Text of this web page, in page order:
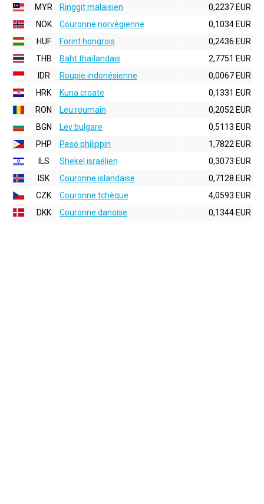
MYR
Ringgit malaisien
0,2237 EUR
NOK
Couronne norvégienne
0,1034 EUR
HUF
Forint hongrois
0,2436 EUR
THB
Baht thaïlandais
2,7751 EUR
IDR
Roupie indonésienne
0,0067 EUR
HRK
Kuna croate
0,1331 EUR
RON
Leu roumain
0,2052 EUR
BGN
Lev bulgare
0,5113 EUR
PHP
Peso philippin
1,7822 EUR
ILS
Shekel israélien
0,3073 EUR
ISK
Couronne islandaise
0,7128 EUR
CZK
Couronne tchèque
4,0593 EUR
DKK
Couronne danoise 0,1344 EUR